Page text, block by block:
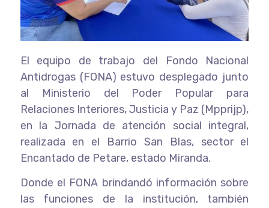
El equipo de trabajo del Fondo Nacional
Antidrogas (FONA) estuvo desplegado junto
al Ministerio del Poder Popular para
Relaciones Interiores, Justicia y Paz (Mpprijp),
en la Jornada de atención social integral,
realizada en el Barrio San Blas, sector el
Encantado de Petare, estado Miranda.
Donde el FONA brindandó información sobre
las funciones de la institución, también